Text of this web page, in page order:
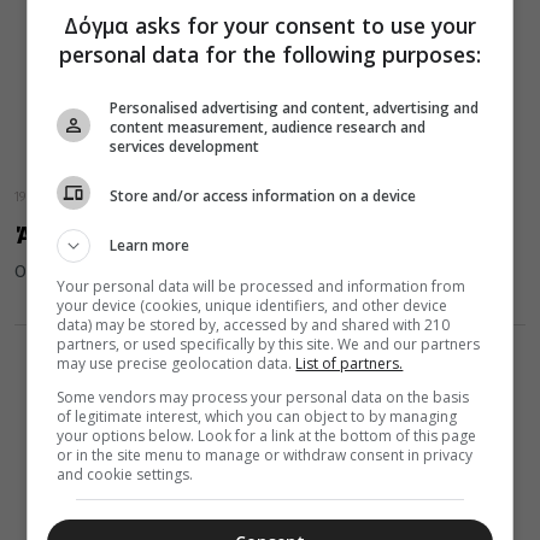
19 Οκτωβρίου 2023
Άγιος Μάξιμος: Απάθεια και πάθη
Ο Άγιος Μάξιμος ο Ομολογητής περί απαθείας
Δόγμα asks for your consent to use your
personal data for the following purposes:
Personalised advertising and content, advertising and
content measurement, audience research and
services development
Store and/or access information on a device
Learn more
Your personal data will be processed and information from
your device (cookies, unique identifiers, and other device
data) may be stored by, accessed by and shared with 210
partners, or used specifically by this site. We and our partners
may use precise geolocation data. List of partners.
Some vendors may process your personal data on the basis
of legitimate interest, which you can object to by managing
your options below. Look for a link at the bottom of this page
or in the site menu to manage or withdraw consent in privacy
and cookie settings.